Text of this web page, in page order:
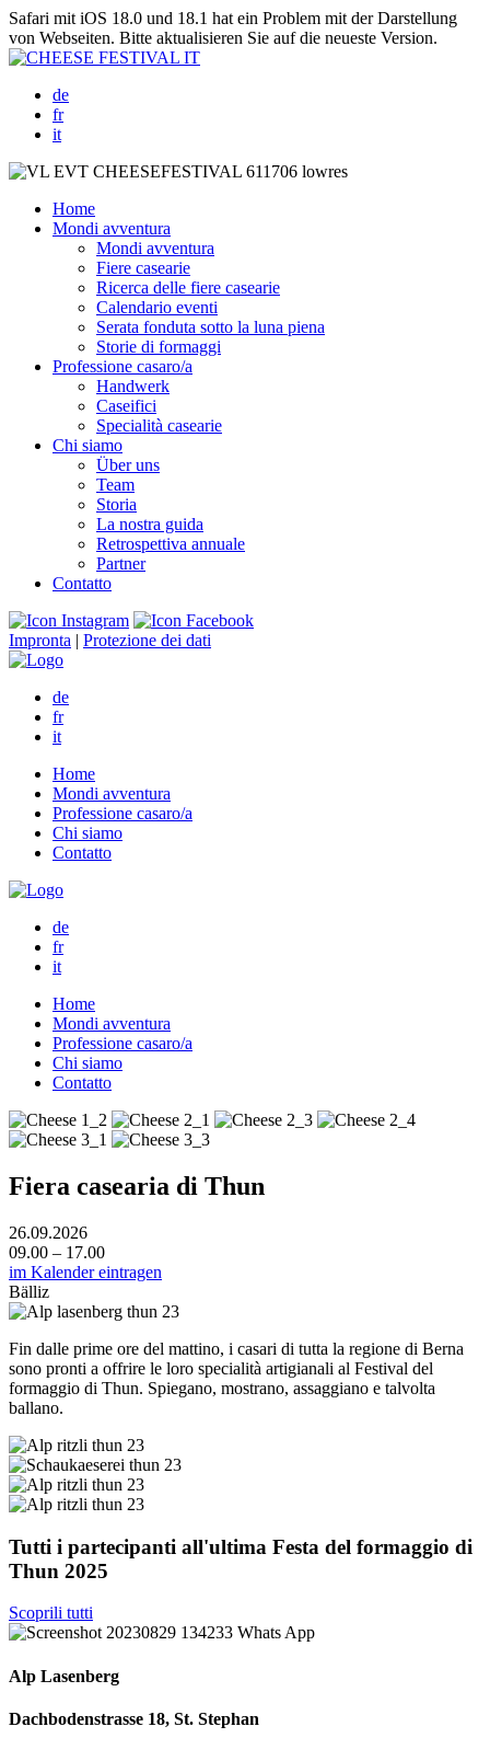
Safari mit iOS 18.0 und 18.1 hat ein Problem mit der Darstellung
von Webseiten. Bitte aktualisieren Sie auf die neueste Version.
de
fr
it
Home
Mondi avventura
Mondi avventura
Fiere casearie
Ricerca delle fiere casearie
Calendario eventi
Serata fonduta sotto la luna piena
Storie di formaggi
Professione casaro/a
Handwerk
Caseifici
Specialità casearie
Chi siamo
Über uns
Team
Storia
La nostra guida
Retrospettiva annuale
Partner
Contatto
Impronta | Protezione dei dati
de
fr
it
Home
Mondi avventura
Professione casaro/a
Chi siamo
Contatto
de
fr
it
Home
Mondi avventura
Professione casaro/a
Chi siamo
Contatto
Fiera casearia di Thun
26.09.2026
09.00 – 17.00
im Kalender eintragen
Bälliz
Fin dalle prime ore del mattino, i casari di tutta la regione di Berna
sono pronti a offrire le loro specialità artigianali al Festival del
formaggio di Thun. Spiegano, mostrano, assaggiano e talvolta
ballano.
Tutti i partecipanti all'ultima Festa del formaggio di
Thun 2025
Scoprili tutti
Alp Lasenberg
Dachbodenstrasse 18, St. Stephan